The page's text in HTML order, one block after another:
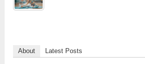
About Latest Posts